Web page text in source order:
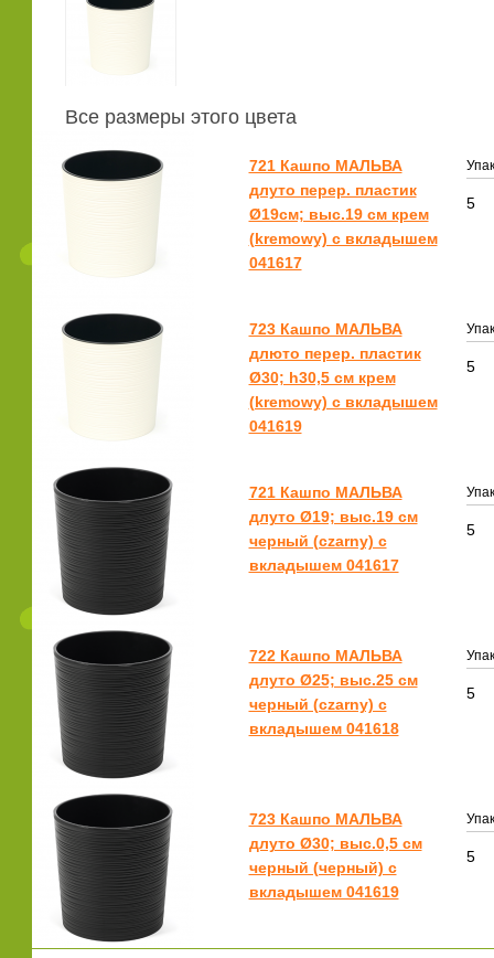
Все размеры этого цвета
721 Кашпо МАЛЬВА
длуто перер. пластик
Ø19см; выс.19 см крем
(kremowy) с вкладышем
041617
5
723 Кашпо МАЛЬВА
длюто перер. пластик
Ø30; h30,5 см крем
(kremowy) с вкладышем
041619
5
721 Кашпо МАЛЬВА
длуто Ø19; выс.19 см
черный (czarny) с
вкладышем 041617
5
722 Кашпо МАЛЬВА
длуто Ø25; выс.25 см
черный (czarny) с
вкладышем 041618
5
723 Кашпо МАЛЬВА
длуто Ø30; выс.0,5 см
черный (черный) с
вкладышем 041619
5